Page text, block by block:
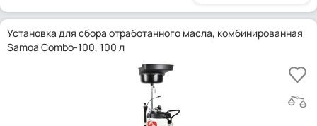
Установка для сбора отработанного масла, комбинированная
Samoa Combo-100, 100 л